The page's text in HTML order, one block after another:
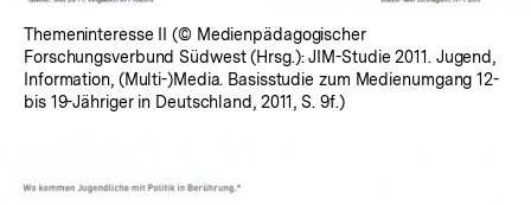
Themeninteresse II (© Medienpädagogischer
Forschungsverbund Südwest (Hrsg.): JIM-Studie 2011. Jugend,
Information, (Multi-)Media. Basisstudie zum Medienumgang 12-
bis 19-Jähriger in Deutschland, 2011, S. 9f.)